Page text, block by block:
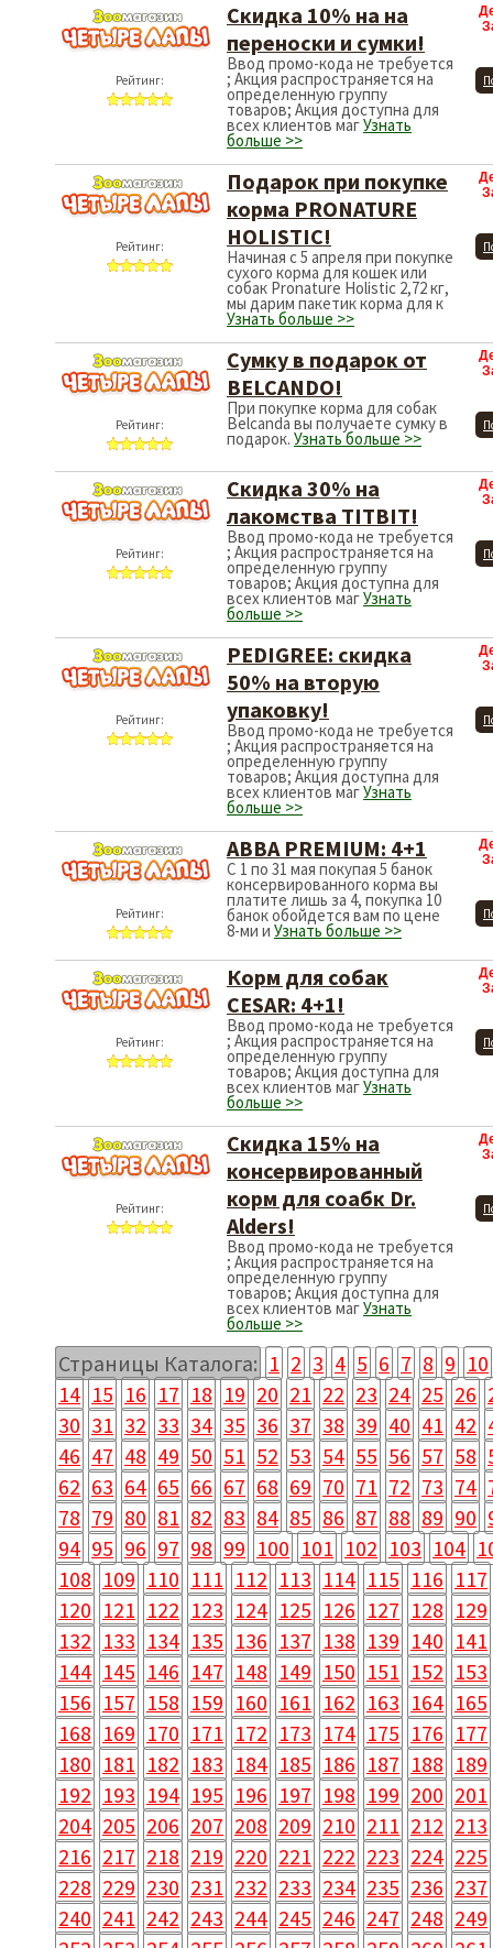
Рейтинг:
Скидка 10% на на
переноски и сумки!
Ввод промо-кода не требуется
; Акция распространяется на
определенную группу
товаров; Акция доступна для
всех клиентов магУзнать
больше >>
Рейтинг:
Подарок при покупке
корма PRONATURE
HOLISTIC!
Начиная с 5 апреля при покупке
сухого корма для кошек или
собак Pronature Holistic 2,72 кг,
мы дарим пакетик корма для к
Узнать больше >>
Рейтинг:
Сумку в подарок от
BELCANDO!
При покупке корма для собак
Belcanda вы получаете сумку в
подарок. Узнать больше >>
Рейтинг:
Скидка 30% на
лакомства TITBIT!
Ввод промо-кода не требуется
; Акция распространяется на
определенную группу
товаров; Акция доступна для
всех клиентов магУзнать
больше >>
Рейтинг:
PEDIGREE: скидка
50% на вторую
упаковку!
Ввод промо-кода не требуется
; Акция распространяется на
определенную группу
товаров; Акция доступна для
всех клиентов магУзнать
больше >>
Рейтинг:
АВВА PREMIUM: 4+1
С 1 по 31 мая покупая 5 банок
консервированного корма вы
платите лишь за 4, покупка 10
банок обойдется вам по цене
8-ми и Узнать больше >>
Рейтинг:
Корм для собак
CESAR: 4+1!
Ввод промо-кода не требуется
; Акция распространяется на
определенную группу
товаров; Акция доступна для
всех клиентов магУзнать
больше >>
Рейтинг:
Cкидка 15% на
консервированный
корм для соабк Dr.
Alders!
Ввод промо-кода не требуется
; Акция распространяется на
определенную группу
товаров; Акция доступна для
всех клиентов магУзнать
больше >>
Страницы Каталога: 1 2 3 4 5 6 7 8 9 10
14 15 16 17 18 19 20 21 22 23 24 25 26
30 31 32 33 34 35 36 37 38 39 40 41 42
46 47 48 49 50 51 52 53 54 55 56 57 58
62 63 64 65 66 67 68 69 70 71 72 73 74
78 79 80 81 82 83 84 85 86 87 88 89 90
94 95 96 97 98 99 100 101 102 103 104
108 109 110 111 112 113 114 115 116 117
120 121 122 123 124 125 126 127 128 129
132 133 134 135 136 137 138 139 140 141
144 145 146 147 148 149 150 151 152 153
156 157 158 159 160 161 162 163 164 165
168 169 170 171 172 173 174 175 176 177
180 181 182 183 184 185 186 187 188 189
192 193 194 195 196 197 198 199 200 201
204 205 206 207 208 209 210 211 212 213
216 217 218 219 220 221 222 223 224 225
228 229 230 231 232 233 234 235 236 237
240 241 242 243 244 245 246 247 248 249